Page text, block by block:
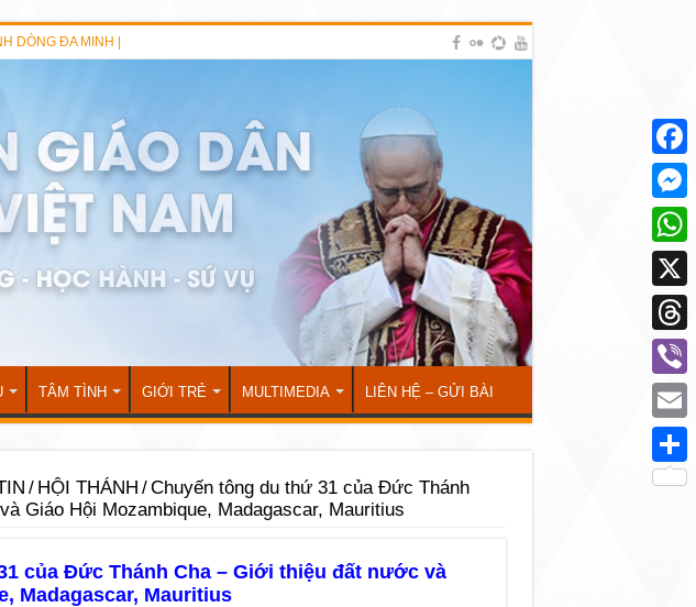
DÒNG ĐA MINH |
TÂM TÌNH GIỚI TRẺ MULTIMEDIA LIÊN HỆ – GỬI BÀI
/ HỘI THÁNH /Chuyến tông du thứ 31 của Đức Thánh
Giáo Hội Mozambique, Madagascar, Mauritius
của Đức Thánh Cha – Giới thiệu đất nước và
Madagascar, Mauritius
X
Viber